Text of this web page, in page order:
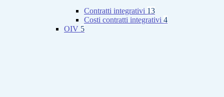
Contratti integrativi 13
Costi contratti integrativi 4
OIV 5